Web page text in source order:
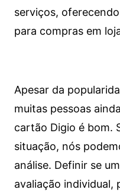
serviços,
para compras em
Apesar da
muitas pessoas
cartão Digio é bom.
situação, nós
análise. Definir se
avaliação individual,